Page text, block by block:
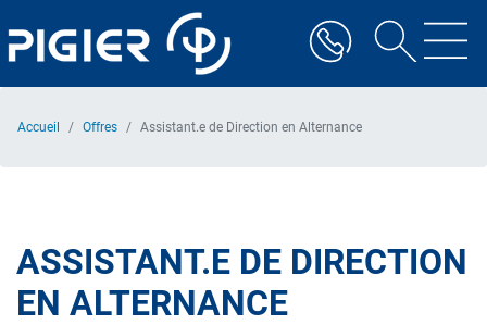
au
contenu
Accueil Offres Assistant.e de Direction en Alternance
ASSISTANT.E DE DIRECTION
EN ALTERNANCE